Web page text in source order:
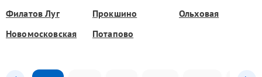
Филатов Луг
Прокшино
Ольховая
Новомосковская
Потапово